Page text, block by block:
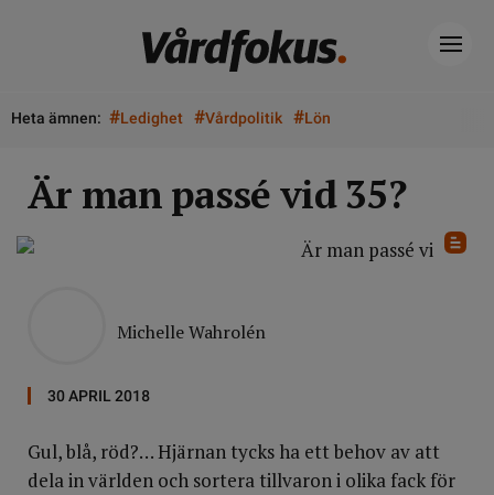
Heta ämnen: #Ledighet #Vårdpolitik #Lön
Är man passé vid 35?
Michelle Wahrolén
30 APRIL 2018
Gul, blå, röd?… Hjärnan tycks ha ett behov av att
dela in världen och sortera tillvaron i olika fack för